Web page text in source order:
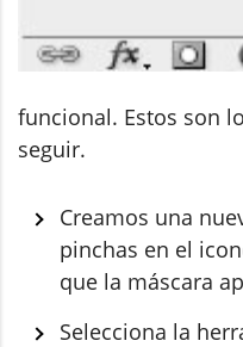
funcional. Estos son
seguir.
Creamos una
pinchas en el
que la máscara
Selecciona la